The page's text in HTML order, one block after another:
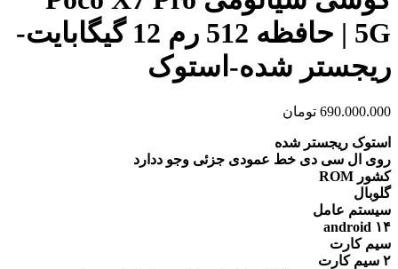
5G | حافظه 512 رم 12 گیگابایت-
ریجستر شده-استوک
690.000.000 تومان
استوک ریجستر شده
روی ال سی دی خط عمودی جزئی وجو ددارد
کشور ROM
گلوبال
سیستم عامل
android ۱۴
سیم کارت
۲ سیم کارت